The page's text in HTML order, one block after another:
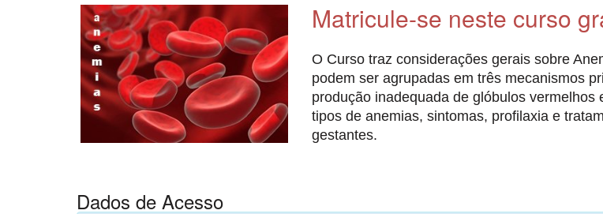
Matricule-se neste curso
O Curso traz considerações gerais sobre
podem ser agrupadas em três mecanismos
produção inadequada de glóbulos
tipos de anemias, sintomas, profilaxia e
gestantes.
Dados de Acesso